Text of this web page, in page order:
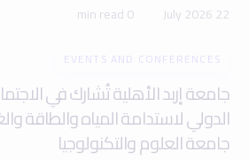
22 July 2026
0 min read
EVENTS AND CONFERENCES
جامعة إربد الأهلية تُشارك في
الدولي لاستدامة المياه والطاقة
جامعة العلوم والتكنولوجيا